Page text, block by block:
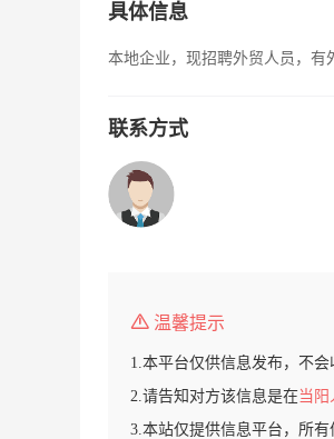
具体信息
本地企业，现招聘外贸人员，有
联系方式
温馨提示
1.本平台仅供信息发布，不
2.请告知对方该信息是在当阳
3.本站仅提供信息平台，所